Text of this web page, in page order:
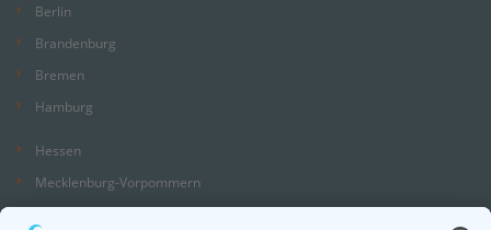
Berlin
Brandenburg
Bremen
Hamburg
Hessen
Mecklenburg-Vorpommern
Niedersachsen